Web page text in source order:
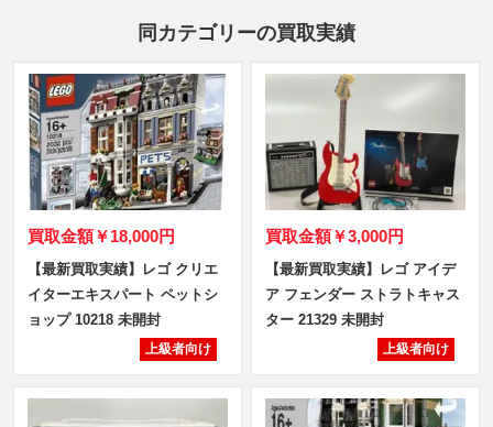
同カテゴリーの買取実績
買取金額￥18,000円
【最新買取実績】レゴ クリエ
イターエキスパート ペットシ
ョップ 10218 未開封
上級者向け
買取金額￥3,000円
【最新買取実績】レゴ アイデ
ア フェンダー ストラトキャス
ター 21329 未開封
上級者向け